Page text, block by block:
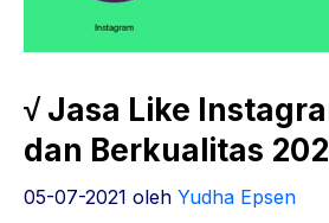
√ Jasa Like
dan Berkualitas
05-07-2021 oleh Yudha Epsen